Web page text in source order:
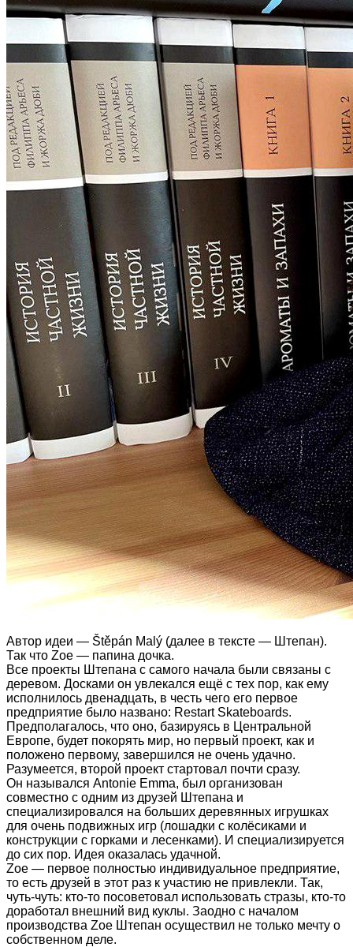
Автор идеи — Štěpán Malý (далее в тексте — Штепан).
Так что Zoe — папина дочка.
Все проекты Штепана с самого начала были связаны с
деревом. Досками он увлекался ещё с тех пор, как ему
исполнилось двенадцать, в честь чего его первое
предприятие было названо: Restart Skateboards.
Предполагалось, что оно, базируясь в Центральной
Европе, будет покорять мир, но первый проект, как и
положено первому, завершился не очень удачно.
Разумеется, второй проект стартовал почти сразу.
Он назывался Antonie Emma, был организован
совместно с одним из друзей Штепана и
специализировался на больших деревянных игрушках
для очень подвижных игр (лошадки с колёсиками и
конструкции с горками и лесенками). И специализируется
до сих пор. Идея оказалась удачной.
Zoe — первое полностью индивидуальное предприятие,
то есть друзей в этот раз к участию не привлекли. Так,
чуть-чуть: кто-то посоветовал использовать стразы, кто-то
доработал внешний вид куклы. Заодно с началом
производства Zoe Штепан осуществил не только мечту о
собственном деле.